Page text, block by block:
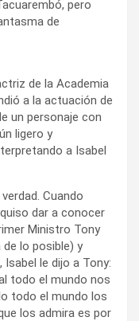
pero
de
de la Academia
a la actuación de
un personaje con
ligero y
a Isabel
Cuando
dar a conocer
Ministro Tony
de lo posible) y
le dijo a Tony:
todo el mundo nos
todo el mundo los
los admira es por